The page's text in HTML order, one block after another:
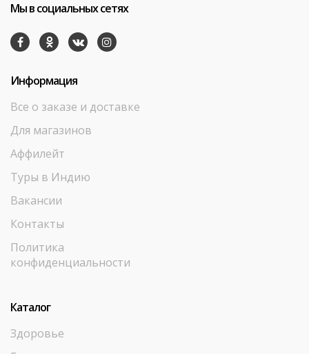
Мы в социальных сетях
Информация
Все о заказе и доставке
Для магазинов
Аффилейт
Туры в Индию
Вакансии
Контакты
Политика
конфиденциальности
Каталог
Здоровье